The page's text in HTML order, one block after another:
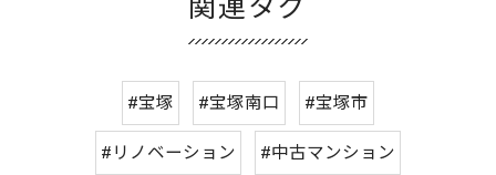
関連タグ
#宝塚 #宝塚南口 #宝塚市
#リノベーション #中古マンション